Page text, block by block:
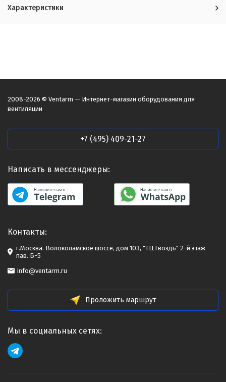
Характеристики
2008-2026 © Ventarm — Интернет-магазин оборудования для
вентиляции
+7 (495) 409-21-27
Написать в мессенджеры:
Контакты:
г.Москва. Волоколамское шоссе, дом 103, "ТЦ Гвоздь" 2-й этаж
пав. Б-5
info@ventarm.ru
Проложить маршрут
Мы в социальных сетях: